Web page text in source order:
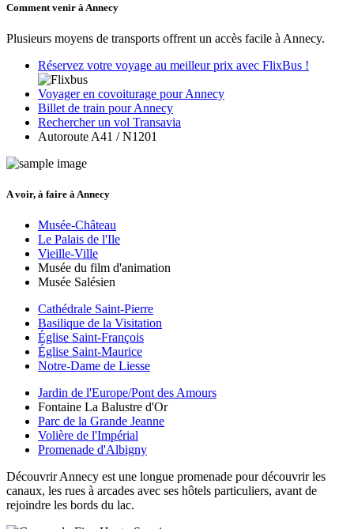
Comment venir à Annecy
Plusieurs moyens de transports offrent un accès facile à Annecy.
Réservez votre voyage au meilleur prix avec FlixBus !
Voyager en covoiturage pour Annecy
Billet de train pour Annecy
Rechercher un vol Transavia
Autoroute A41 / N1201
A voir, à faire à Annecy
Musée-Château
Le Palais de l'Ile
Vieille-Ville
Musée du film d'animation
Musée Salésien
Cathédrale Saint-Pierre
Basilique de la Visitation
Église Saint-François
Église Saint-Maurice
Notre-Dame de Liesse
Jardin de l'Europe/Pont des Amours
Fontaine La Balustre d'Or
Parc de la Grande Jeanne
Volière de l'Impérial
Promenade d'Albigny
Découvrir Annecy est une longue promenade pour découvrir les
canaux, les rues à arcades avec ses hôtels particuliers, avant de
rejoindre les bords du lac.